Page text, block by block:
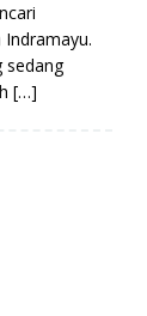
sedang
[…]